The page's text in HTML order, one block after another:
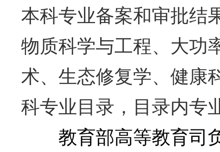
本科专业备案和审批结
物质科学与工程、大功
术、生态修复学、健康
科专业目录，目录内专
教育部高等教育司